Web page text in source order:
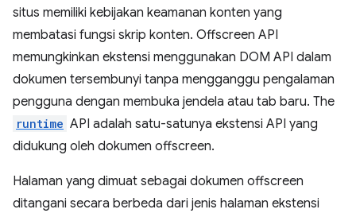
situs memiliki kebijakan keamanan konten yang
membatasi fungsi skrip konten. Offscreen API
memungkinkan ekstensi menggunakan DOM API dalam
dokumen tersembunyi tanpa mengganggu pengalaman
pengguna dengan membuka jendela atau tab baru. The
runtime API adalah satu-satunya ekstensi API yang
didukung oleh dokumen offscreen.
Halaman yang dimuat sebagai dokumen offscreen
ditangani secara berbeda dari jenis halaman ekstensi